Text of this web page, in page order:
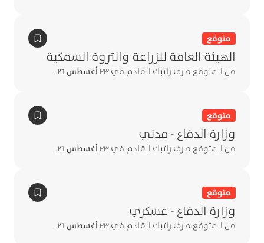
متوقع
الهيئة العامة للزراعة والثروة السمكية
من المتوقع صرف راتبك القادم في ٢٣ أغسطس ٢٦ .
متوقع
وزارة الدفاع - مدني
من المتوقع صرف راتبك القادم في ٢٣ أغسطس ٢٦ .
متوقع
وزارة الدفاع - عسكري
من المتوقع صرف راتبك القادم في ٢٣ أغسطس ٢٦ .